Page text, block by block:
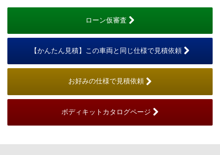
ローン仮審査
【かんたん見積】この車両と同じ仕様で見積依頼
お好みの仕様で見積依頼
ボディキットカタログページ